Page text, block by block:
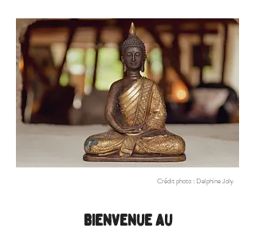
Crédit photo : Delphine Joly
BIENVENUE AU